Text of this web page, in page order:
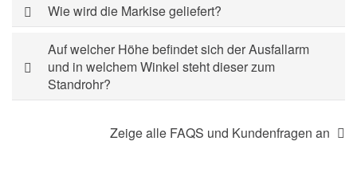
Wie wird die Markise geliefert?
Auf welcher Höhe befindet sich der Ausfallarm
und in welchem Winkel steht dieser zum
Standrohr?
Zeige alle FAQS und Kundenfragen an